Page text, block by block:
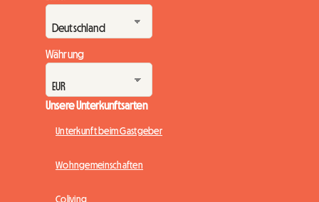
Währung
Unsere Unterkunftsarten
Unterkunft beim Gastgeber
Wohngemeinschaften
Coliving